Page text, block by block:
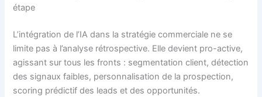
étape
L’intégration de l’IA dans la stratégie commerciale ne se
limite pas à l’analyse rétrospective. Elle devient pro-active,
agissant sur tous les fronts : segmentation client, détection
des signaux faibles, personnalisation de la prospection,
scoring prédictif des leads et des opportunités.